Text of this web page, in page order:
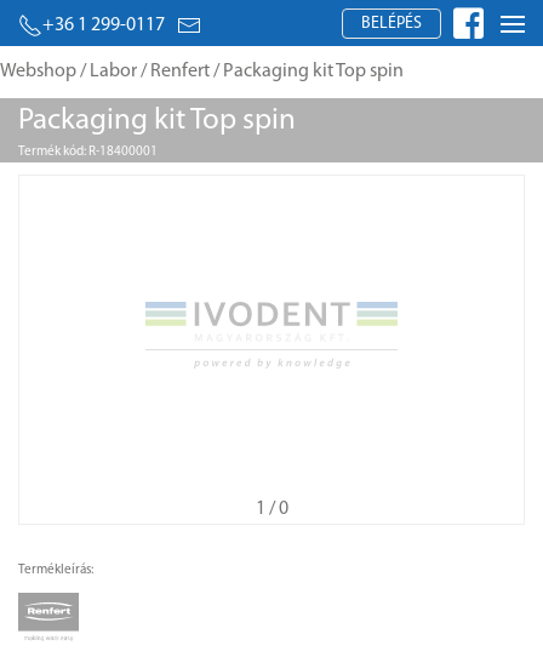
+36 1 299-0117 BELÉPÉS
Webshop/ Labor/ Renfert/ Packaging kit Top spin
Packaging kit Top spin
Termék kód: R-18400001
1 / 0
Termékleírás: